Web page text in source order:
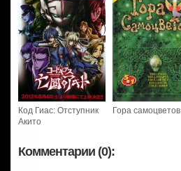
Код Гиас: Отступник
Акито
Гора самоцветов
Комментарии (0):